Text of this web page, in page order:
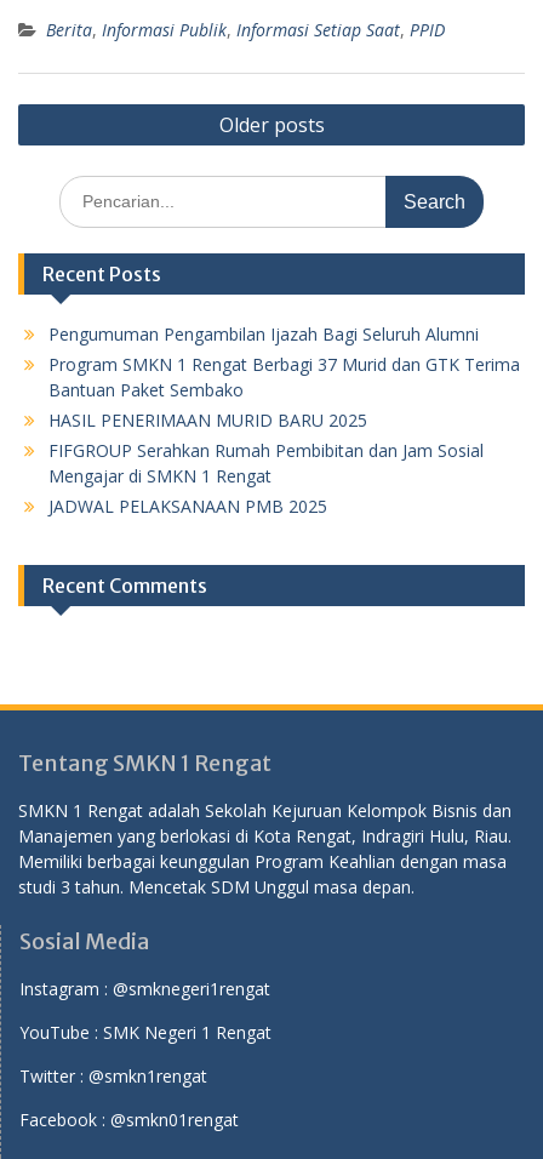
Berita, Informasi Publik, Informasi Setiap Saat, PPID
Posts
navigation
Older posts
Search
for:
Recent Posts
Pengumuman Pengambilan Ijazah Bagi Seluruh Alumni
Program SMKN 1 Rengat Berbagi 37 Murid dan GTK Terima
Bantuan Paket Sembako
HASIL PENERIMAAN MURID BARU 2025
FIFGROUP Serahkan Rumah Pembibitan dan Jam Sosial
Mengajar di SMKN 1 Rengat
JADWAL PELAKSANAAN PMB 2025
Recent Comments
Tentang SMKN 1 Rengat
SMKN 1 Rengat adalah Sekolah Kejuruan Kelompok Bisnis dan
Manajemen yang berlokasi di Kota Rengat, Indragiri Hulu, Riau.
Memiliki berbagai keunggulan Program Keahlian dengan masa
studi 3 tahun. Mencetak SDM Unggul masa depan.
Sosial Media
Instagram : @smknegeri1rengat
YouTube : SMK Negeri 1 Rengat
Twitter : @smkn1rengat
Facebook : @smkn01rengat